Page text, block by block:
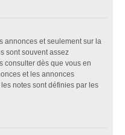
annonces et seulement sur la
sont souvent assez
consulter dès que vous en
et les annonces
notes sont définies par les